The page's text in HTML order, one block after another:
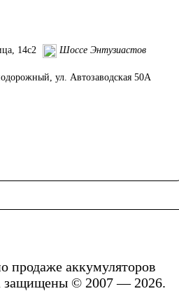
14с2 Шоссе Энтузиастов
ул. Автозаводская 50А
продаже аккумуляторов
защищены © 2007 — 2026.